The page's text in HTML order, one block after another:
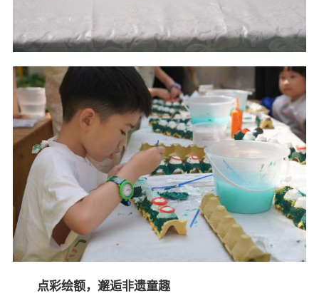
点彩绘额，邂逅非遗童趣